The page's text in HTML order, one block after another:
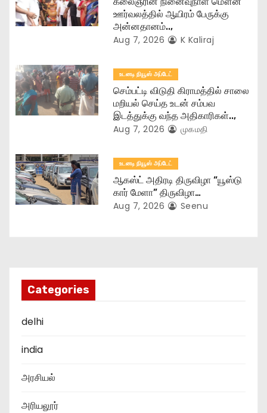
o
ஊர்வலத்தில் ஆயிரம் பேருக்கு
அன்னதானம்..,
Aug 7, 2026 K Kaliraj
உடனடி நியூஸ் அப்டேட்
செம்பட்டி விடுதி கிராமத்தில் சாலை
மறியல் செய்த உடன் சம்பவ
இடத்துக்கு வந்த அதிகாரிகள்..,
Aug 7, 2026 முகமதி
உடனடி நியூஸ் அப்டேட்
ஆகஸ்ட் அதிரடி திருவிழா “யூஸ்டு
கார் மேளா” திருவிழா…
Aug 7, 2026 Seenu
Categories
delhi
india
அரசியல்
அரியலூர்